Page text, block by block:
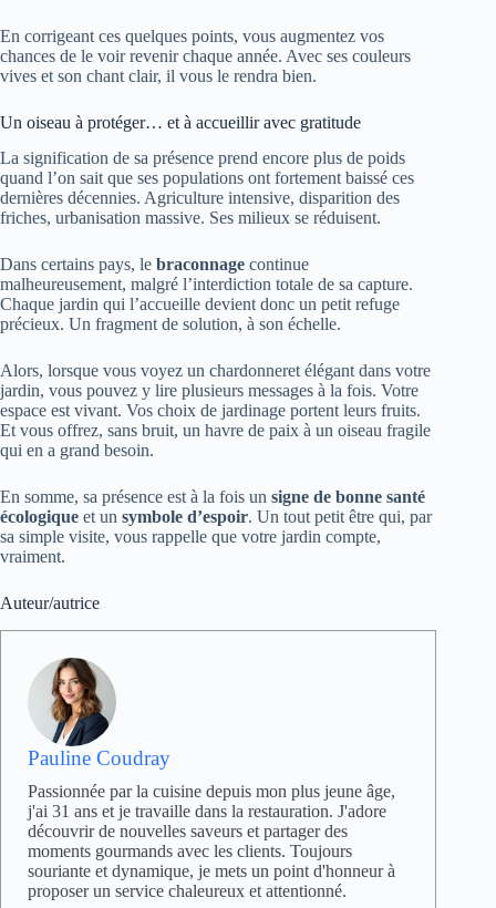
En corrigeant ces quelques points, vous augmentez vos
chances de le voir revenir chaque année. Avec ses couleurs
vives et son chant clair, il vous le rendra bien.
Un oiseau à protéger… et à accueillir avec gratitude
La signification de sa présence prend encore plus de poids
quand l’on sait que ses populations ont fortement baissé ces
dernières décennies. Agriculture intensive, disparition des
friches, urbanisation massive. Ses milieux se réduisent.
Dans certains pays, le braconnage continue
malheureusement, malgré l’interdiction totale de sa capture.
Chaque jardin qui l’accueille devient donc un petit refuge
précieux. Un fragment de solution, à son échelle.
Alors, lorsque vous voyez un chardonneret élégant dans votre
jardin, vous pouvez y lire plusieurs messages à la fois. Votre
espace est vivant. Vos choix de jardinage portent leurs fruits.
Et vous offrez, sans bruit, un havre de paix à un oiseau fragile
qui en a grand besoin.
En somme, sa présence est à la fois un signe de bonne santé
écologique et un symbole d’espoir. Un tout petit être qui, par
sa simple visite, vous rappelle que votre jardin compte,
vraiment.
Auteur/autrice
Pauline Coudray
Passionnée par la cuisine depuis mon plus jeune âge,
j'ai 31 ans et je travaille dans la restauration. J'adore
découvrir de nouvelles saveurs et partager des
moments gourmands avec les clients. Toujours
souriante et dynamique, je mets un point d'honneur à
proposer un service chaleureux et attentionné.